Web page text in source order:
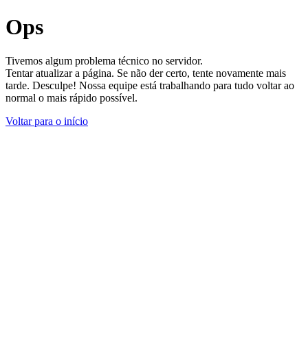
Ops
Tivemos algum problema técnico no servidor.
Tentar atualizar a página. Se não der certo, tente novamente mais
tarde. Desculpe! Nossa equipe está trabalhando para tudo voltar ao
normal o mais rápido possível.
Voltar para o início